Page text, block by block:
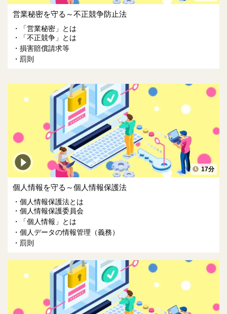
営業秘密を守る～不正競争防止法
「営業秘密」とは
「不正競争」とは
損害賠償請求等
罰則
17分
個人情報を守る～個人情報保護法
個人情報保護法とは
個人情報保護委員会
「個人情報」とは
個人データの情報管理（義務）
罰則